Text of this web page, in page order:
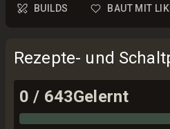
BUILDS BAUT MIT
Rezepte- und
0 / 643Gelernt